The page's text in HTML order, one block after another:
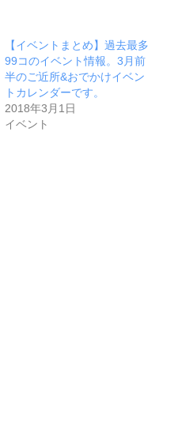
【イベントまとめ】過去最多
99コのイベント情報。3月前
半のご近所&おでかけイベン
トカレンダーです。
2018年3月1日
イベント